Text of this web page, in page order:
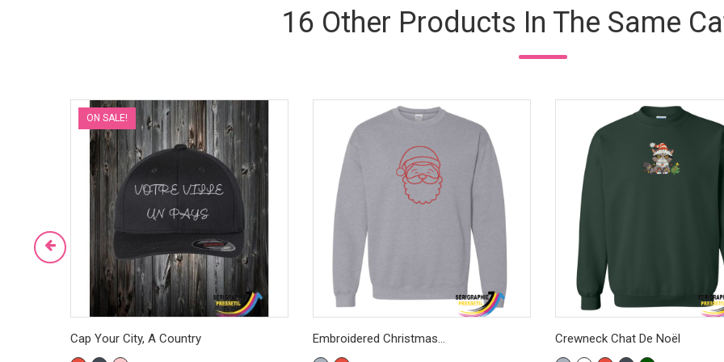
16 Other Products In The Same
ON SALE!
Cap Your City, A Country Embroidered Christmas... Crewneck Chat De Noël